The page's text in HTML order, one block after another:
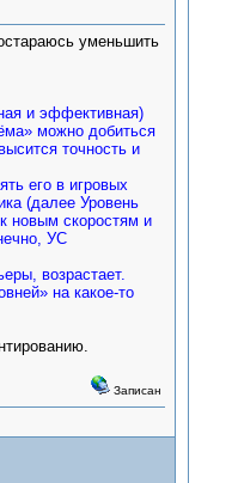
уменьшить
и эффективная)
можно добиться
точность и
его в игровых
(далее Уровень
новым скоростям и
УС
возрастает.
на какое-то
Записан